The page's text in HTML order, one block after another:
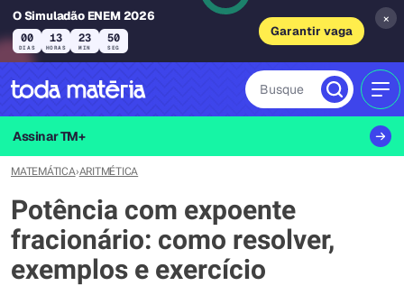
O Simuladão ENEM 2026
00
DIAS
13
HORAS
23
MIN
49
SEG
Garantir vaga
×
Busque
Assinar TM+
MATEMÁTICA›ARITMÉTICA
Potência com expoente
fracionário: como resolver,
exemplos e exercício